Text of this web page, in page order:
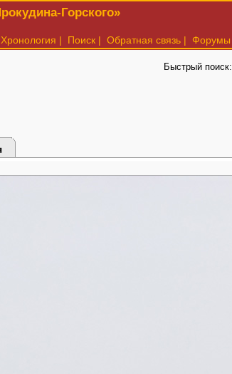
Горского»
Хронология | Поиск | Обратная связь | Форумы
Быстрый поиск: